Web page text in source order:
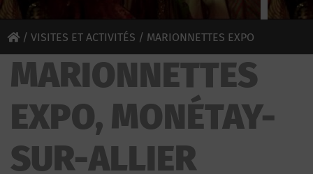
/ VISITES ET ACTIVITÉS / MARIONNETTES EXPO
MARIONNETTES
EXPO, MONÉTAY-
SUR-ALLIER